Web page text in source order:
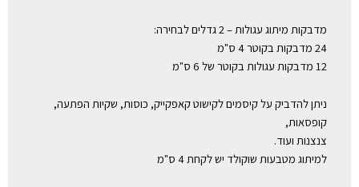
מדבקות מיתוג עגולות – 2 גדלים לבחירה:
24 מדבקות בקוטר 4 ס"מ
12 מדבקות עגולות בקוטר של 6 ס"מ
ניתן להדביק על קיסמים לקישוט קאפקייק, כוסות, שקיות הפתעה,
קופסאות,
צנצנות ועוד.
למיתוג מטבעות שוקולד יש לקחת 4 ס"מ